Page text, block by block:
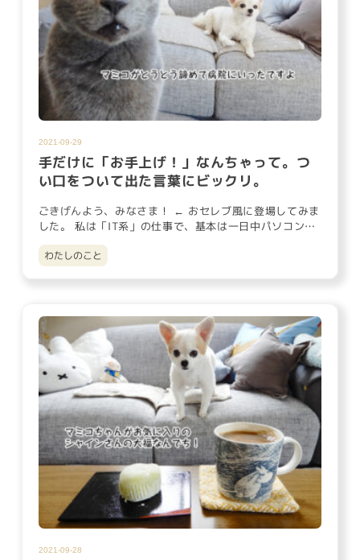
2021-09-29
手だけに「お手上げ！」なんちゃって。つ
い口をついて出た言葉にビックリ。
ごきげんよう、みなさま！ ← おセレブ風に登場してみま
した。 私は「IT系」の仕事で、基本は一日中パソコンを
わたしのこと
2021-09-28